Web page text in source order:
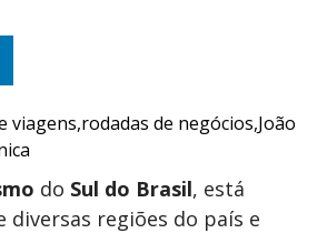
do Sul do Brasil, está
diversas regiões do país e